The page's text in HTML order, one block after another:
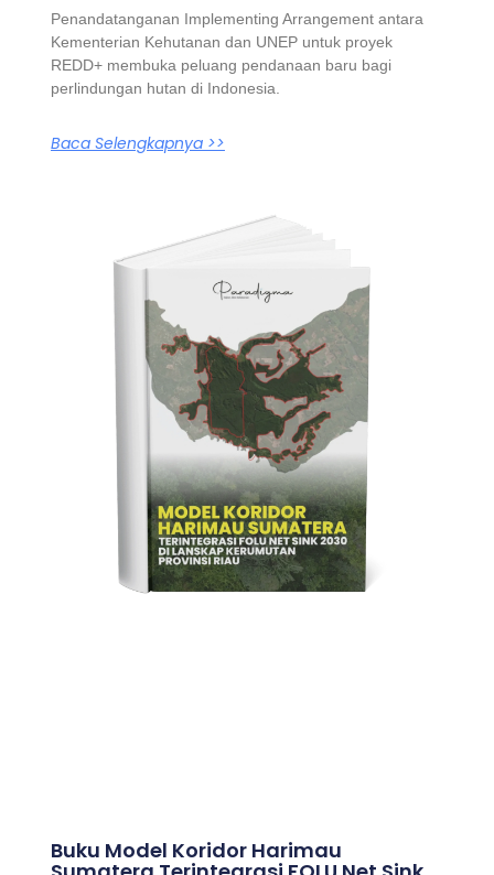
Penandatanganan Implementing Arrangement antara
Kementerian Kehutanan dan UNEP untuk proyek
REDD+ membuka peluang pendanaan baru bagi
perlindungan hutan di Indonesia.
Baca Selengkapnya >>
Buku Model Koridor Harimau